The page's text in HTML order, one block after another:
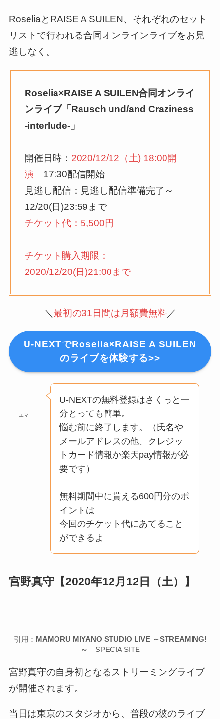
RoseliaとRAISE A SUILEN、それぞれのセット
リストで行われる合同オンラインライブをお見
逃しなく。
Roselia×RAISE A SUILEN合同オンライ
ンライブ「Rausch und/and Craziness
-interlude-」
開催日時： 2020/12/12（土) 18:00開
演 17:30配信開始
見逃し配信：見逃し配信準備完了～
12/20(日)23:59まで
チケット代：5,500円
チケット購入期限：
2020/12/20(日)21:00まで
＼ 最初の31日間は月額費無料／
U-NEXTでRoselia×RAISE A SUILEN
のライブを体験する>>
エマ
U-NEXTの無料登録はさくっと一
分とっても簡単。
悩む前に終了します。（氏名や
メールアドレスの他、クレジッ
トカード情報か楽天pay情報が必
要です）
無料期間中に貰える600円分のポ
イントは
今回のチケット代にあてること
ができるよ
宮野真守【2020年12月12日（土）】
引用： MAMORU MIYANO STUDIO LIVE ～STREAMING!
～ SPECIA SITE
宮野真守の自身初となるストリーミングライブ
が開催されます。
当日は東京のスタジオから、普段の彼のライブ